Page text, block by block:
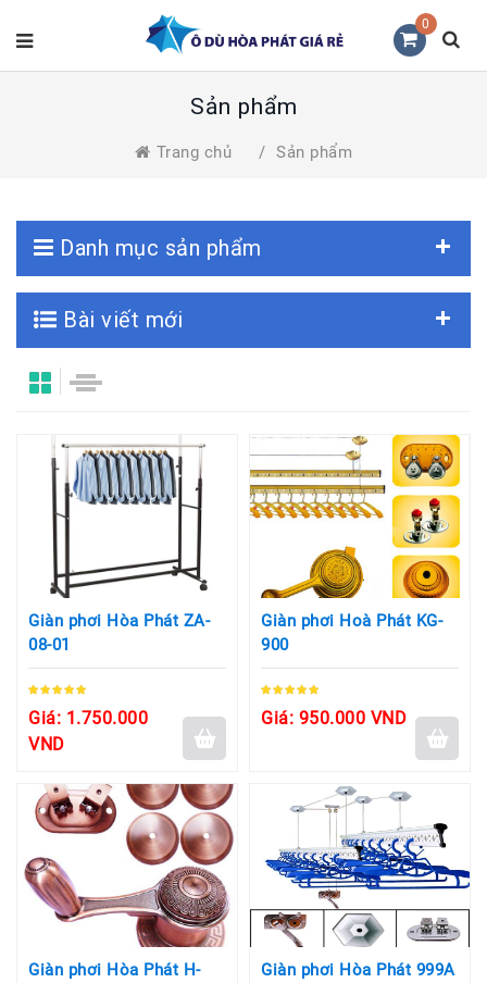
0
Sản phẩm
Trang chủ / Sản phẩm
Danh mục sản phẩm
Bài viết mới
Giàn phơi Hòa Phát ZA-
08-01
Giá: 1.750.000
VND
Giàn phơi Hoà Phát KG-
900
Giá: 950.000 VND
Giàn phơi Hòa Phát H-
Giàn phơi Hòa Phát 999A